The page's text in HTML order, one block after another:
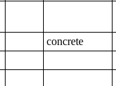
concrete